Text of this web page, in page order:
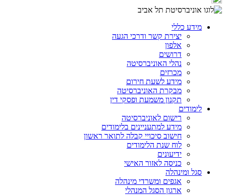
מידע כללי
יצירת קשר ודרכי הגעה
אלפון
דרושים
נהלי האוניברסיטה
מכרזים
מידע לשעת חירום
מבקרת האוניברסיטה
תקנון משמעת ופסקי דין
לימודים
רישום לאוניברסיטה
מידע למתעניינים בלימודים
חישוב סיכויי קבלה לתואר ראשון
לוח שנת הלימודים
ידיעונים
כניסה לאזור האישי
סגל ומינהלה
אגפים ומשרדי מינהלה
ארגון הסגל המנהלי